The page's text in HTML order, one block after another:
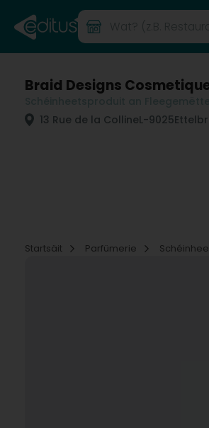
Braid Designs Cosmetique
13 Rue de la CollineL-9025
Startsäit
Parfümerie